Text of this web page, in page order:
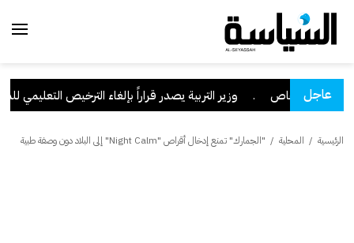
عاجلأشخاص وزير التربية يصدر قراراً بإلغاء الترخيص التعليمي
الرئيسية / المحلية / "الجمارك" تمنع إدخال أقراص "Night Calm" إلى البلاد دون وصفة طبية